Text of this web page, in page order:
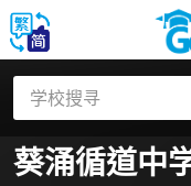
葵涌循道中